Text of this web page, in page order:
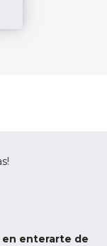
enterarte de